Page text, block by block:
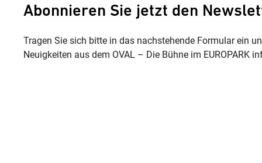
Abonnieren Sie jetzt den
Tragen Sie sich bitte in das nachstehende Formular ein
Neuigkeiten aus dem OVAL – Die Bühne im EUROPARK